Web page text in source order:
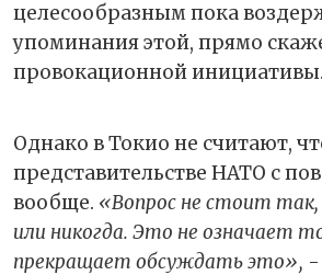
целесообразным пока
упоминания этой, прямо
провокационной инициативы.
Однако в Токио не считают,
представительстве НАТО с
вообще. «Вопрос не стоит так,
или никогда. Это не означает
прекращает обсуждать это», -